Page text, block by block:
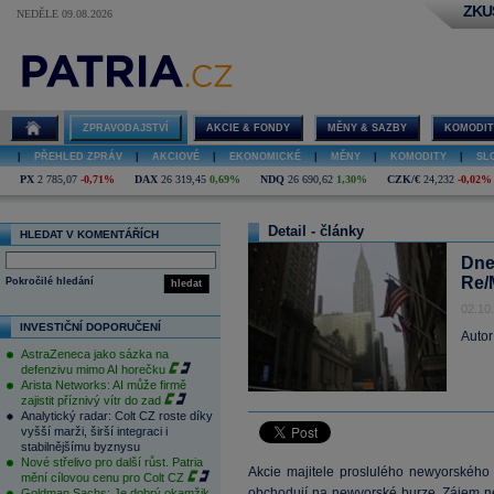
NEDĚLE 09.08.2026
ZPRAVODAJSTVÍ AKCIE & FONDY MĚNY & SAZBY
PŘEHLED ZPRÁV AKCIOVÉ EKONOMICKÉ MĚNY KOMODITY
PX 2 785,07 -0,71% DAX 26 319,45 0,69% NDQ 26 690,62 1,30% CZK/€ 24,232 -0,02%
HLEDAT V KOMENTÁŘÍCH
hledat
Pokročilé hledání
INVESTIČNÍ DOPORUČENÍ
AstraZeneca jako sázka na
defenzivu mimo AI horečku
Arista Networks: AI může firmě
zajistit příznivý vítr do zad
Analytický radar: Colt CZ roste díky
vyšší marži, širší integraci i
stabilnějšímu byznysu
Nové střelivo pro další růst. Patria
mění cílovou cenu pro Colt CZ
Detail - články
Akcie majitele proslulého